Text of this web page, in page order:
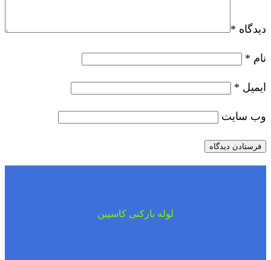
دیدگاه *
نام *
ایمیل *
وب‌ سایت
لوله بازکنی کاسپین